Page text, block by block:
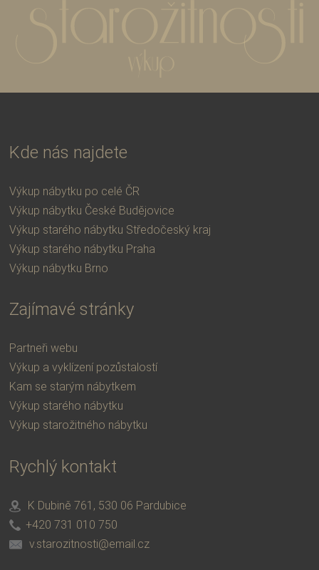
Kde nás najdete
Výkup nábytku po celé ČR
Výkup nábytku České Budějovice
Výkup starého nábytku Středočeský kraj
Výkup starého nábytku Praha
Výkup nábytku Brno
Zajímavé stránky
Partneři webu
Výkup a vyklízení pozůstalostí
Kam se starým nábytkem
Výkup starého nábytku
Výkup starožitného nábytku
Rychlý kontakt
K Dubině 761, 530 06 Pardubice
+420 731 010 750
v.starozitnosti@email.cz